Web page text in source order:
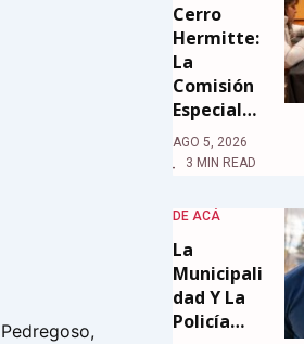
Cerro
Hermitte:
La
Comisión
Especial…
AGO 5, 2026
3 MIN READ
DE ACÁ
La
Municipali
Dad Y La
Policía…